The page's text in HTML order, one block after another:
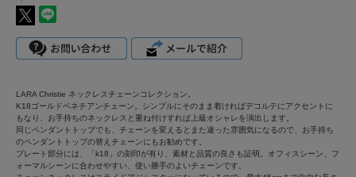
LARA Christie ネックレスチェーンコレクション。
K18ゴールドベネチアンチェーン。シンプルにそのまま着ければデコルテにアクセントに
もなり、お手持ちのネックレスと重ね付けすれば上級オシャレを演出します。
同じペンダントトップでも、チェーンを変えるとまた違った雰囲気になるので、お手持ち
のペンダントトップの替えチェーンにもお勧めです。
プレート部分には、「k18」の刻印が有り、素材と品質の良さも証明。オフィスシーン、フ
ォーマルシーンに合わせやすい、使い勝手のよいチェーンです。